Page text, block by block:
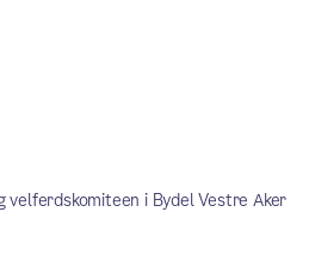
velferdskomiteen i Bydel Vestre Aker